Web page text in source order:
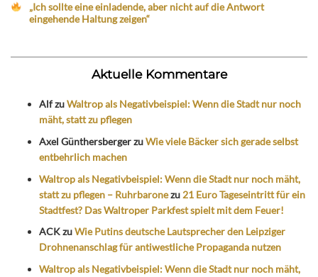
„Ich sollte eine einladende, aber nicht auf die Antwort
eingehende Haltung zeigen“
Aktuelle Kommentare
AlfzuWaltrop als Negativbeispiel: Wenn die Stadt nur noch
mäht, statt zu pflegen
Axel GünthersbergerzuWie viele Bäcker sich gerade selbst
entbehrlich machen
Waltrop als Negativbeispiel: Wenn die Stadt nur noch mäht,
statt zu pflegen – Ruhrbaronezu 21 Euro Tageseintritt für ein
Stadtfest? Das Waltroper Parkfest spielt mit dem Feuer!
ACKzuWie Putins deutsche Lautsprecher den Leipziger
Drohnenanschlag für antiwestliche Propaganda nutzen
Waltrop als Negativbeispiel: Wenn die Stadt nur noch mäht,